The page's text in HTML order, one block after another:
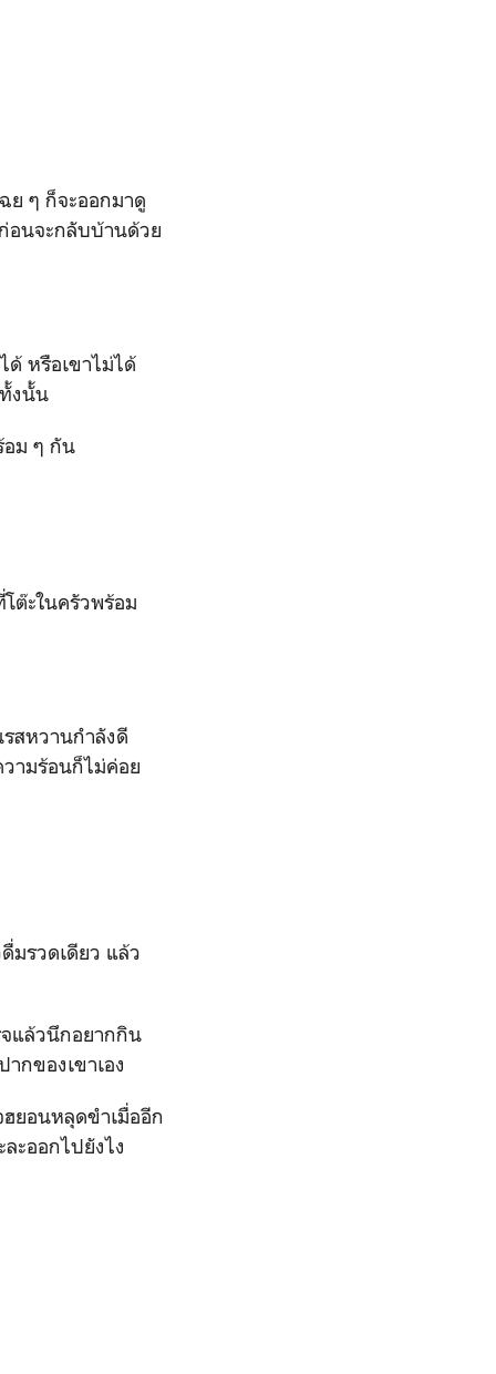
ย ๆ ก็จะออกมาดู
อนจะกลับบ้านด้วย
ด้ หรือเขาไม่ได้
งนั้น
อม ๆ กัน
ต๊ะในครัวพร้อม
สหวานกำลังดี
ามร้อนก็ไม่ค่อย
มรวดเดียว แล้ว
แล้วนึกอยากกิน
กของเขาเอง
ยอนหลุดขำเมื่ออีก
ะออกไปยังไง